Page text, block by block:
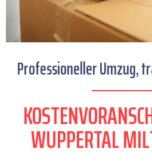
Professioneller Umzug,
WUPPERTAL